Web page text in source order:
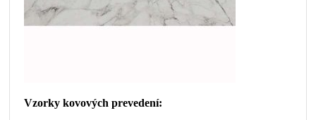
Vzorky kovových prevedení: